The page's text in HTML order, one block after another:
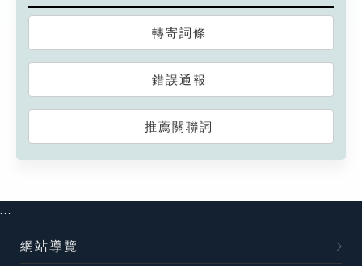
轉寄詞條
錯誤通報
推薦關聯詞
:::
網站導覽